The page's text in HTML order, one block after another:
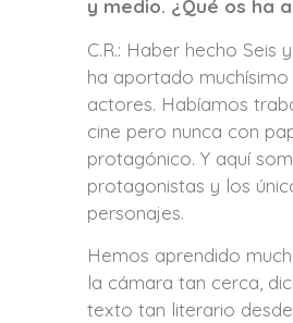
y medio. ¿Qué os ha
C.R.: Haber hecho Seis
ha aportado
actores. Habíamos
cine pero nunca con
protagónico. Y aquí
protagonistas y los
personajes.
Hemos aprendido
la cámara tan cerca,
texto tan literario